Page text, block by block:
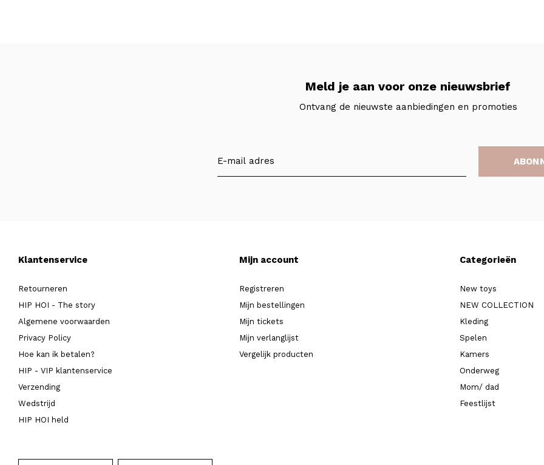
Meld je aan voor onze nieuwsbrief
Ontvang de nieuwste aanbiedingen en promoties
Klantenservice
Retourneren
HIP HOI - The story
Algemene voorwaarden
Privacy Policy
Hoe kan ik betalen?
HIP - VIP klantenservice
Verzending
Wedstrijd
HIP HOI held
Mijn account
Registreren
Mijn bestellingen
Mijn tickets
Mijn verlanglijst
Vergelijk producten
Categorieën
New toys
NEW COLLECTION
Kleding
Spelen
Kamers
Onderweg
Mom/ dad
Feestlijst